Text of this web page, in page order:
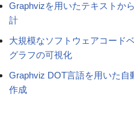
Graphvizを用いたテキストか
計
大規模なソフトウェアコード
グラフの可視化
Graphviz DOT言語を用いた
作成